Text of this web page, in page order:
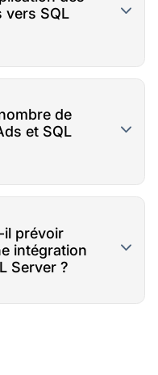
vers SQL
de
et SQL
il prévoir
intégration
Server ?